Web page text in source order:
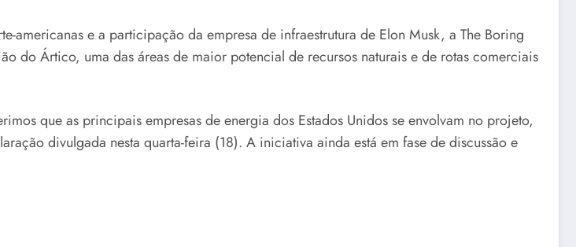
e a participação da empresa de infraestrutura de Elon Musk, a The Boring
do Ártico, uma das áreas de maior potencial de recursos naturais e de rotas comerciais
que as principais empresas de energia dos Estados Unidos se envolvam no projeto,
divulgada nesta quarta-feira (18). A iniciativa ainda está em fase de discussão e